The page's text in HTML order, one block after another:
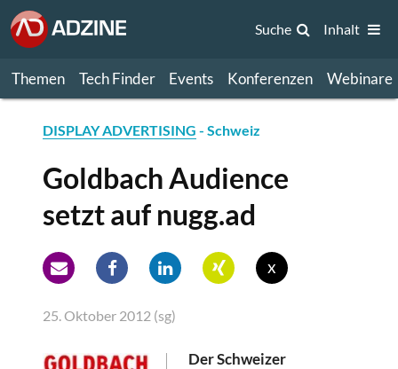
Themen Tech Finder Events Konferenzen Webinare
Suche Inhalt
DISPLAY ADVERTISING - Schweiz
Goldbach Audience
setzt auf nugg.ad
x
25. Oktober 2012 (sg)
Der Schweizer